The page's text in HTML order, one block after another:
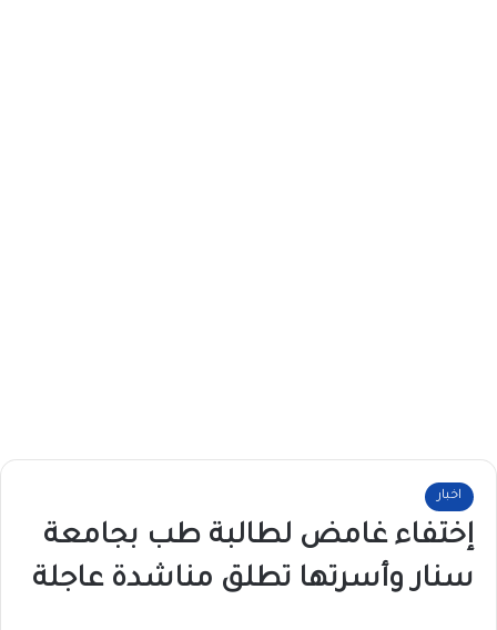
اخبار
إختفاء غامض لطالبة طب بجامعة
سنار وأسرتها تطلق مناشدة عاجلة